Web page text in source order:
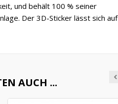
und behält 100 % seiner
Der 3D-Sticker lässt sich auf
AUCH ...